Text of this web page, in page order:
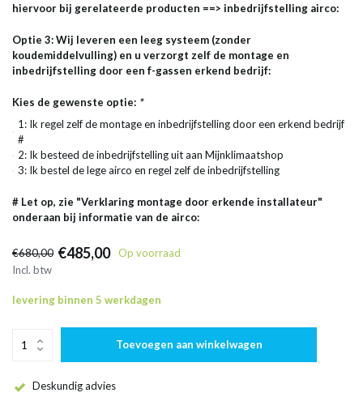
hiervoor bij gerelateerde producten ==> inbedrijfstelling airco:
Optie 3: Wij leveren een leeg systeem (zonder
koudemiddelvulling) en u verzorgt zelf de montage en
inbedrijfstelling door een f-gassen erkend bedrijf:
Kies de gewenste optie: *
1: Ik regel zelf de montage en inbedrijfstelling door een erkend bedrijf
#
2: Ik besteed de inbedrijfstelling uit aan Mijnklimaatshop
3: Ik bestel de lege airco en regel zelf de inbedrijfstelling
# Let op, zie "Verklaring montage door erkende installateur"
onderaan bij informatie van de airco:
€680,00 €485,00
Op voorraad
Incl. btw
levering binnen 5 werkdagen
Toevoegen aan winkelwagen
Deskundig advies